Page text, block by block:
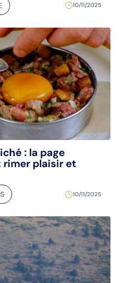
10/11/2025
: la page
plaisir et
10/11/2025